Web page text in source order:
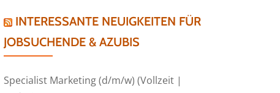
INTERESSANTE NEUIGKEITEN FÜR
JOBSUCHENDE & AZUBIS
Specialist Marketing (d/m/w) (Vollzeit |